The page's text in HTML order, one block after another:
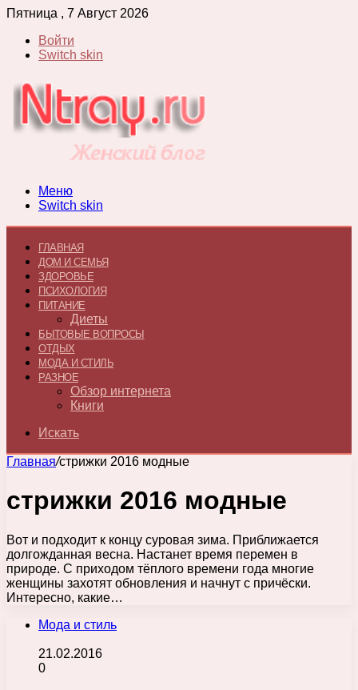
Пятница , 7 Август 2026
Войти
Switch skin
Меню
Switch skin
ГЛАВНАЯ
ДОМ И СЕМЬЯ
ЗДОРОВЬЕ
ПСИХОЛОГИЯ
ПИТАНИЕ
Диеты
БЫТОВЫЕ ВОПРОСЫ
ОТДЫХ
МОДА И СТИЛЬ
РАЗНОЕ
Обзор интернета
Книги
Искать
Главная/стрижки 2016 модные
стрижки 2016 модные
Вот и подходит к концу суровая зима. Приближается
долгожданная весна. Настанет время перемен в
природе. С приходом тёплого времени года многие
женщины захотят обновления и начнут с причёски.
Интересно, какие…
Мода и стиль
21.02.2016
0